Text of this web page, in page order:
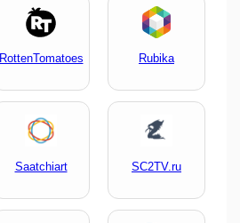
RottenTomatoes Rubika
Saatchiart SC2TV.ru